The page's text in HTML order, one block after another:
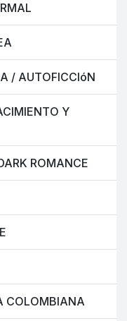
/ AUTOFICCIóN
Y
ROMANCE
COLOMBIANA